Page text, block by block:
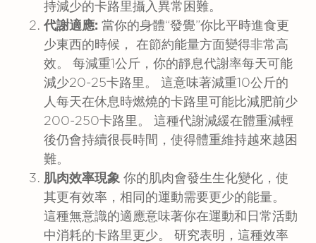
持減少的卡路里攝入異常困難。
代謝適應:當你的身體“發覺”你比平時進食更
少東西的時候， 在節約能量方面變得非常高
效。 每減重1公斤，你的靜息代謝率每天可能
減少20-25卡路里。 這意味著減重10公斤的
人每天在休息時燃燒的卡路里可能比減肥前少
200-250卡路里。 這種代謝減緩在體重減輕
後仍會持續很長時間，使得體重維持越來越困
難。
肌肉效率現象你的肌肉會發生生化變化，使
其更有效率，相同的運動需要更少的能量。
這種無意識的適應意味著你在運動和日常活動
中消耗的卡路里更少。 研究表明，這種效率